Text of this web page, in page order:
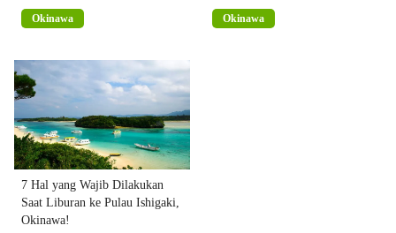
Okinawa Okinawa
7 Hal yang Wajib Dilakukan
Saat Liburan ke Pulau Ishigaki,
Okinawa!